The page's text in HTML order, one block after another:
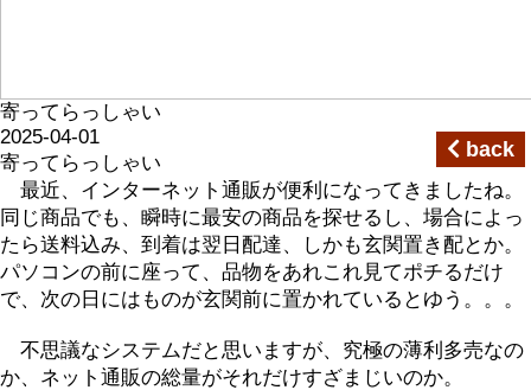
寄ってらっしゃい
2025-04-01
寄ってらっしゃい
back
最近、インターネット通販が便利になってきましたね。
同じ商品でも、瞬時に最安の商品を探せるし、場合によっ
たら送料込み、到着は翌日配達、しかも玄関置き配とか。
パソコンの前に座って、品物をあれこれ見てポチるだけ
で、次の日にはものが玄関前に置かれているとゆう。。。
不思議なシステムだと思いますが、究極の薄利多売なの
か、ネット通販の総量がそれだけすざまじいのか。